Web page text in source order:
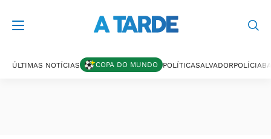
ÚLTIMAS NOTÍCIAS COPA DO MUNDO POLÍTICASALVADORPOLÍCIA